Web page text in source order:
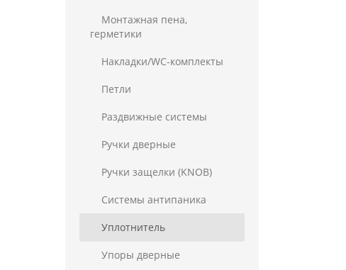
Монтажная пена,
герметики
Накладки/WC-комплекты
Петли
Раздвижные системы
Ручки дверные
Ручки защелки (KNOB)
Системы антипаника
Уплотнитель
Упоры дверные